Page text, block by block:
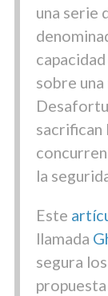
una serie
sobre
sacrifican
la
Este
llamada
segura
propuesta